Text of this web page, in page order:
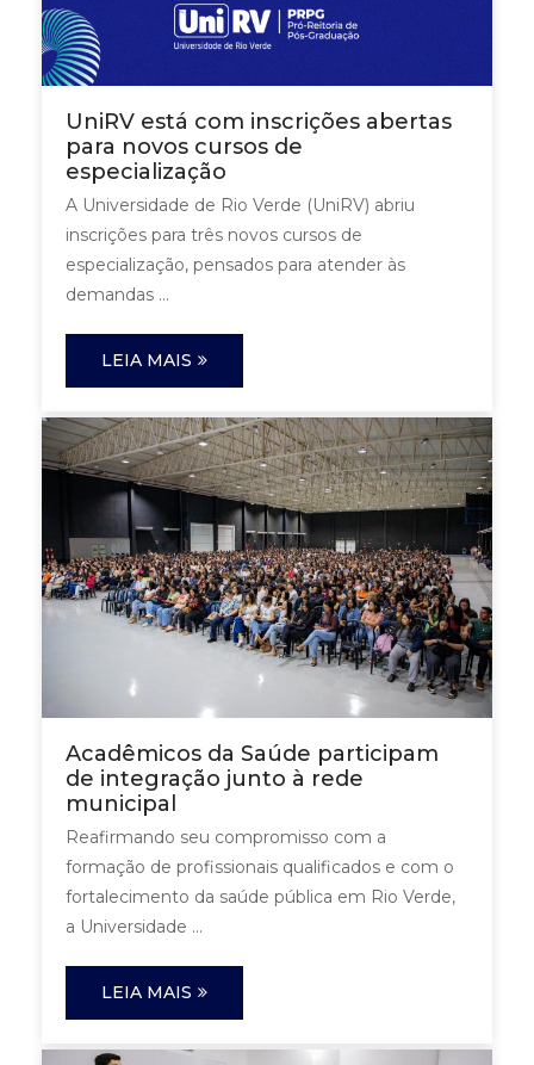
UniRV está com inscrições abertas
para novos cursos de
especialização
A Universidade de Rio Verde (UniRV) abriu
inscrições para três novos cursos de
especialização, pensados para atender às
demandas ...
LEIA MAIS
Acadêmicos da Saúde participam
de integração junto à rede
municipal
Reafirmando seu compromisso com a
formação de profissionais qualificados e com o
fortalecimento da saúde pública em Rio Verde,
a Universidade ...
LEIA MAIS